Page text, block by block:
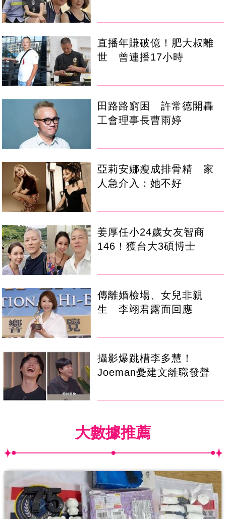
直播年賺破億！肥大叔離
世 曾連播17小時
田路路窮困 許常德開轟
工會理事長曹雨婷
亞莉安娜瘦成排骨精 家
人急介入：她不好
姜厚任小24歲女友智商
146！獲台大3碩博士
傳離婚檢場、女兒非親
生 李翊君露面回應
攝影爆跳槽李多慧！
Joeman憂建文離職發聲
大數據推薦